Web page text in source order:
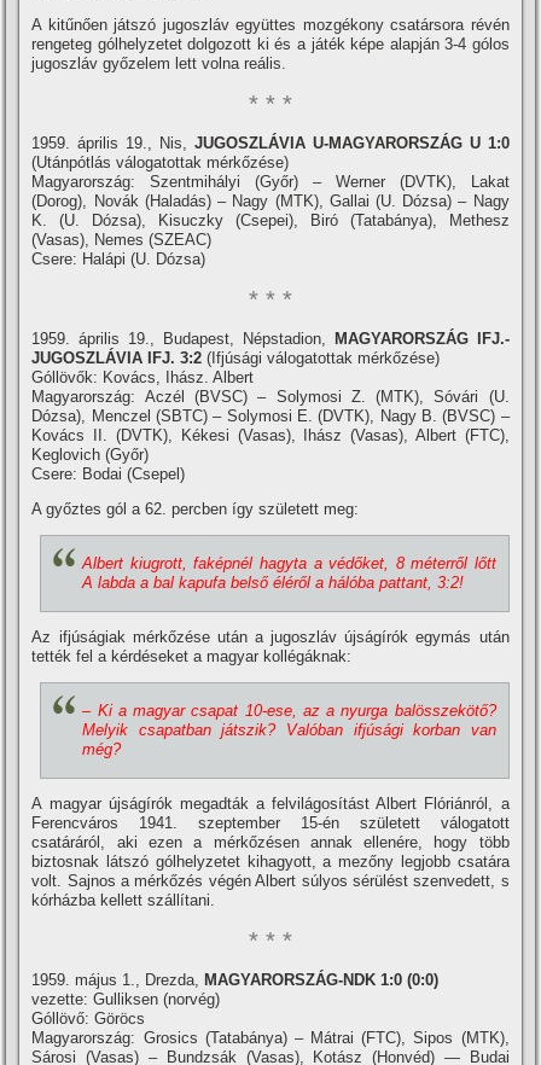
A kitűnően játszó jugoszláv együttes mozgékony csatársora révén
rengeteg gólhelyzetet dolgozott ki és a játék képe alapján 3-4 gólos
jugoszláv győzelem lett volna reális.
* * *
1959. április 19., Nis, JUGOSZLÁVIA U-MAGYARORSZÁG U 1:0
(Utánpótlás válogatottak mérkőzése)
Magyarország: Szentmihályi (Győr) – Werner (DVTK), Lakat
(Dorog), Novák (Haladás) – Nagy (MTK), Gallai (U. Dózsa) – Nagy
K. (U. Dózsa), Kisuczky (Csepei), Biró (Tatabánya), Methesz
(Vasas), Nemes (SZEAC)
Csere: Halápi (U. Dózsa)
* * *
1959. április 19., Budapest, Népstadion,
MAGYARORSZÁG IFJ.-
JUGOSZLÁVIA IFJ. 3:2 (Ifjúsági válogatottak mérkőzése)
Góllövők: Kovács, Ihász. Albert
Magyarország: Aczél (BVSC) – Solymosi Z. (MTK), Sóvári (U.
Dózsa), Menczel (SBTC) – Solymosi E. (DVTK), Nagy B. (BVSC) –
Kovács II. (DVTK), Kékesi (Vasas), Ihász (Vasas), Albert (FTC),
Keglovich (Győr)
Csere: Bodai (Csepel)
A győztes gól a 62. percben í­gy született meg:
Albert kiugrott, faképnél hagyta a védőket, 8 méterről lőtt
A labda a bal kapufa belső éléről a hálóba pattant, 3:2!
Az ifjúságiak mérkőzése után a jugoszláv újságí­rók egymás után
tették fel a kérdéseket a magyar kollégáknak:
– Ki a magyar csapat 10-ese, az a nyurga balösszekötő?
Melyik csapatban játszik? Valóban ifjúsági korban van
még?
A magyar újságí­rók megadták a felvilágosí­tást Albert Flóriánról, a
Ferencváros 1941. szeptember 15-én született válogatott
csatáráról, aki ezen a mérkőzésen annak ellenére, hogy több
biztosnak látszó gólhelyzetet kihagyott, a mezőny legjobb csatára
volt. Sajnos a mérkőzés végén Albert súlyos sérülést szenvedett, s
kórházba kellett szállí­tani.
* * *
1959. május 1., Drezda, MAGYARORSZÁG-NDK 1:0 (0:0)
vezette: Gulliksen (norvég)
Góllövő: Göröcs
Magyarország: Grosics (Tatabánya) – Mátrai (FTC), Sipos (MTK),
Sárosi (Vasas) – Bundzsák (Vasas), Kotász (Honvéd) — Budai